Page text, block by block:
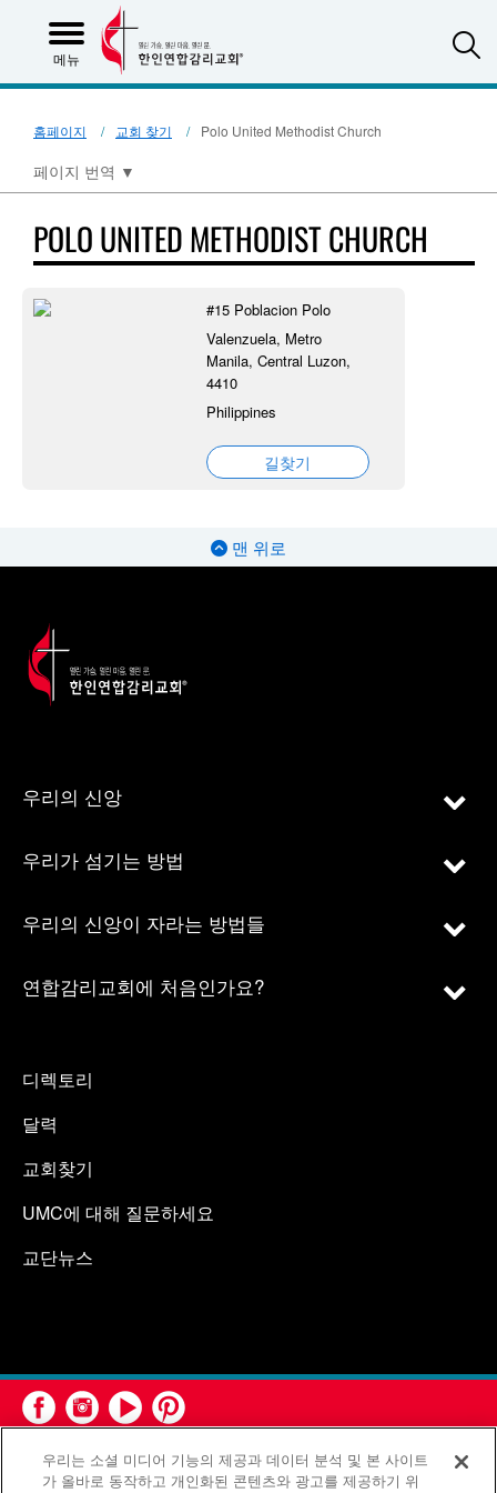
메뉴
홈페이지 교회 찾기 Polo United Methodist Church
페이지 번역 ▼
POLO UNITED METHODIST CHURCH
#15 Poblacion Polo
Valenzuela, Metro
Manila, Central Luzon,
4410
Philippines
길찾기
맨 위로
우리의 신앙
우리가 섬기는 방법
우리의 신앙이 자라는 방법들
연합감리교회에 처음인가요?
디렉토리
달력
교회찾기
UMC에 대해 질문하세요
교단뉴스
우리는 소셜 미디어 기능의 제공과 데이터 분석 및 본 사이트
가 올바로 동작하고 개인화된 콘텐츠와 광고를 제공하기 위